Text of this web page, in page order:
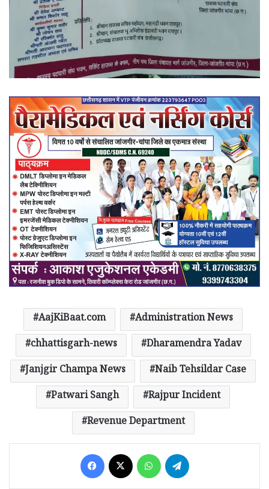
AajKiBaat.com
Administration News
chhattisgarh-news
Dharamendra Yadav
Janjgir Champa News
Naib Tehsildar Case
Patwari Sangh
Rajpur Incident
Revenue Department
Facebook WhatsApp